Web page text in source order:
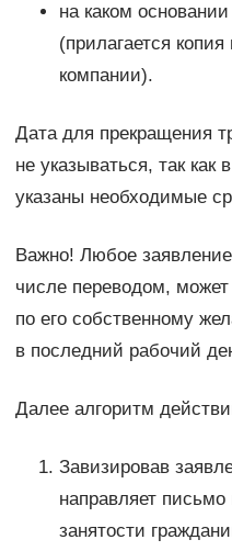
на каком
(прилагается
компании).
Дата для прекращения
не указываться, так
указаны необходимые
Важно! Любое
числе переводом,
по его собственному
в последний рабочий
Далее алгоритм
Завизировав
направляет
занятости